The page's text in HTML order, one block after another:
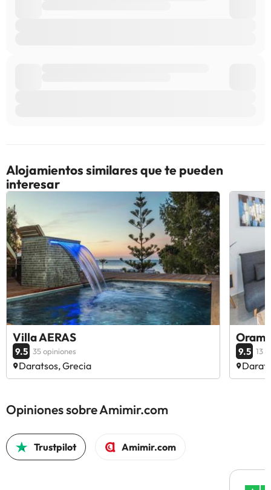
Alojamientos similares que te pueden
interesar
Villa AERAS
9.5 35 opiniones
Daratsos, Grecia
9.5 13
Opiniones sobre Amimir.com
Trustpilot Amimir.com